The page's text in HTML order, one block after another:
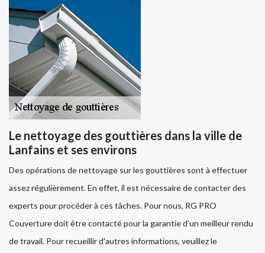
Le nettoyage des gouttières dans la ville de
Lanfains et ses environs
Des opérations de nettoyage sur les gouttières sont à effectuer
assez régulièrement. En effet, il est nécessaire de contacter des
experts pour procéder à ces tâches. Pour nous, RG PRO
Couverture doit être contacté pour la garantie d'un meilleur rendu
de travail. Pour recueillir d'autres informations, veuillez le